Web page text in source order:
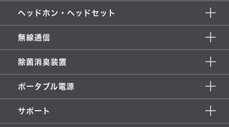
ヘッドホン・ヘッドセット
無線通信
除菌消臭装置
ポータブル電源
サポート